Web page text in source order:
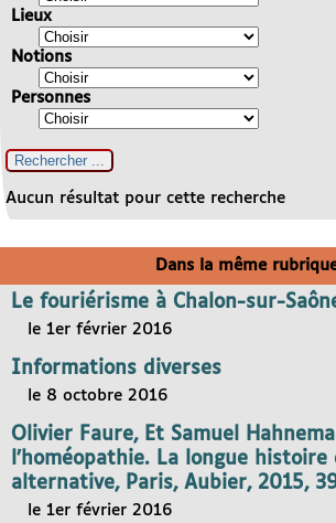
Lieux
Notions
Personnes
Aucun résultat pour cette recherche
Dans la même
Le fouriérisme à Chalon-sur-
le 1er février 2016
Informations diverses
le 8 octobre 2016
Olivier Faure, Et Samuel
l’homéopathie. La longue histoire
alternative, Paris, Aubier, 2015,
le 1er février 2016